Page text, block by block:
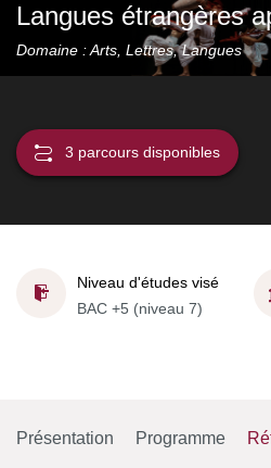
Langues étrangères
Domaine : Arts, Lettres, Langues
3 parcours disponibles
Niveau d'études visé
BAC +5 (niveau 7)
Présentation Programme